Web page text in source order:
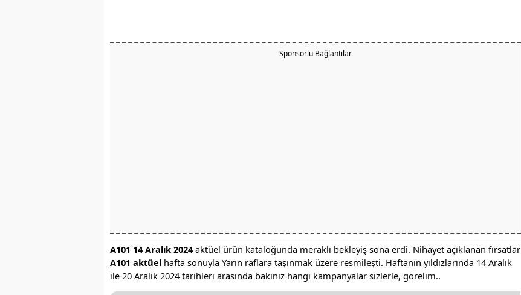
Sponsorlu Bağlantılar
A101 14 Aralık 2024aktüel ürün kataloğunda meraklı bekleyiş sona erdi. Nihayet açıklanan fırsatlar
A101 aktüel hafta sonuyla Yarın raflara taşınmak üzere resmileşti. Haftanın yıldızlarında 14 Aralık
ile 20 Aralık 2024 tarihleri arasında bakınız hangi kampanyalar sizlerle, görelim..